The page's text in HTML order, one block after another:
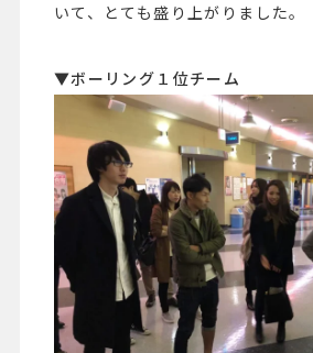
いて、とても盛り上がりました。
▼ボーリング１位チーム